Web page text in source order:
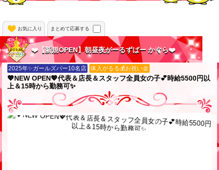
お気に入り まとめて応募する
❤️【新規OPEN】朝昼夜がーるずばー かぐら❤️
2025年✨ガールズバー10名店 体入がるる💰お祝い金
💖NEW OPEN💖代表＆店長＆スタッフ全員女の子💕時給5500円以
上＆15時から勤務可✨